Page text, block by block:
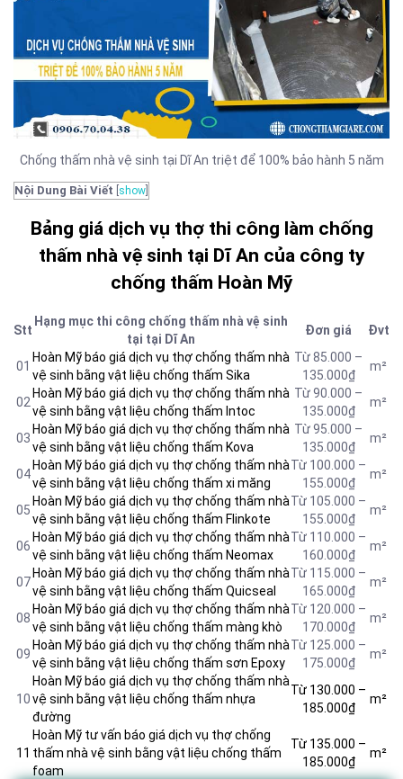
Chống thấm nhà vệ sinh tại Dĩ An triệt để 100% bảo hành 5 năm
Nội Dung Bài Viết show
Bảng giá dịch vụ thợ thi công làm chống
thấm nhà vệ sinh tại Dĩ An của công ty
chống thấm Hoàn Mỹ
Stt
Hạng mục thi công chống thấm nhà vệ sinh
tại tại Dĩ An
Đơn giá Đvt
01
Hoàn Mỹ báo giá dịch vụ thợ chống thấm nhà
vệ sinh bằng vật liệu chống thấm Sika
Từ 85.000 –
135.000₫
m²
02
Hoàn Mỹ báo giá dịch vụ thợ chống thấm nhà
vệ sinh bằng vật liệu chống thấm Intoc
Từ 90.000 –
135.000₫
m²
03
Hoàn Mỹ báo giá dịch vụ thợ chống thấm nhà
vệ sinh bằng vật liệu chống thấm Kova
Từ 95.000 –
135.000₫
m²
04
Hoàn Mỹ báo giá dịch vụ thợ chống thấm nhà
vệ sinh bằng vật liệu chống thấm xi măng
Từ 100.000 –
155.000₫
m²
05
Hoàn Mỹ báo giá dịch vụ thợ chống thấm nhà
vệ sinh bằng vật liệu chống thấm Flinkote
Từ 105.000 –
155.000₫
m²
06
Hoàn Mỹ báo giá dịch vụ thợ chống thấm nhà
vệ sinh bằng vật liệu chống thấm Neomax
Từ 110.000 –
160.000₫
m²
07
Hoàn Mỹ báo giá dịch vụ thợ chống thấm nhà
vệ sinh bằng vật liệu chống thấm Quicseal
Từ 115.000 –
165.000₫
m²
08
Hoàn Mỹ báo giá dịch vụ thợ chống thấm nhà
vệ sinh bằng vật liệu chống thấm màng khò
Từ 120.000 –
170.000₫
m²
09
Hoàn Mỹ báo giá dịch vụ thợ chống thấm nhà
vệ sinh bằng vật liệu chống thấm sơn Epoxy
Từ 125.000 –
175.000₫
m²
10
Hoàn Mỹ báo giá dịch vụ thợ chống thấm nhà
vệ sinh bằng vật liệu chống thấm nhựa
đường
Từ 130.000 –
185.000₫
m²
11
Hoàn Mỹ tư vấn báo giá dịch vụ thợ chống
thấm nhà vệ sinh bằng vật liệu chống thấm
foam
Từ 135.000 –
185.000₫
m²